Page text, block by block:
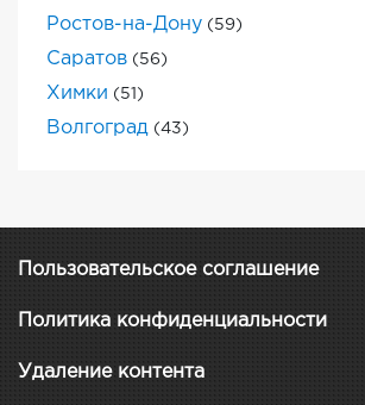
Ростов-на-Дону (59)
Саратов (56)
Химки (51)
Волгоград (43)
Пользовательское соглашение
Политика конфиденциальности
Удаление контента